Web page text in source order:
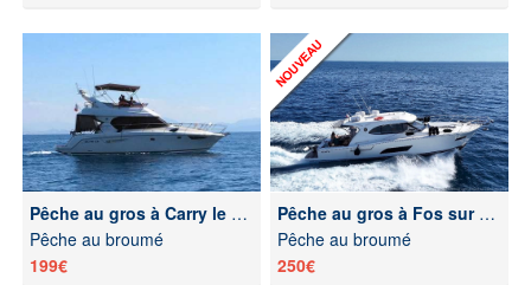
Pêche au gros à Carry le Rouet
Pêche au broumé
199€
Pêche au gros à Fos sur Mer
Pêche au broumé
250€